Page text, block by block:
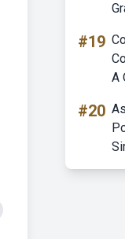
#19
A
#20